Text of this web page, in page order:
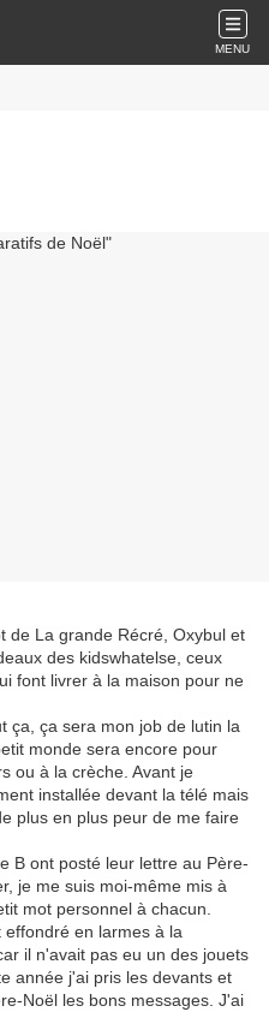
MENU
de La grande Récré, Oxybul et
des kidswhatelse, ceux
font livrer à la maison pour ne
ça, ça sera mon job de lutin la
monde sera encore pour
ou à la crèche. Avant je
installée devant la télé mais
plus en plus peur de me faire
B ont posté leur lettre au Père-
je me suis moi-même mis à
mot personnel à chacun.
en larmes à la
il n'avait pas eu un des jouets
année j'ai pris les devants et
Noël les bons messages. J'ai